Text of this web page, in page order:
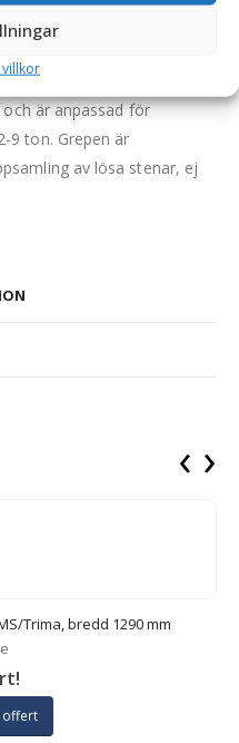
är kraftiga och tillverkas i ett
och hållbarhet och är
för uppsamling av sten.
är anpassad för
9 ton. Grepen är
av lösa stenar, ej
Trima, bredd 1290 mm
offert
‹ ›